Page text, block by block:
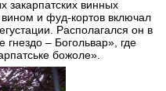
закарпатских винных
и фуд-кортов включал
Располагался он в
гнездо – Богольвар», где
божоле».